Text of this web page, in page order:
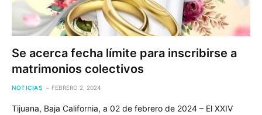
Se acerca fecha límite para inscribirse a
matrimonios colectivos
NOTICIAS FEBRERO 2, 2024
Tijuana, Baja California, a 02 de febrero de 2024 – El XXIV